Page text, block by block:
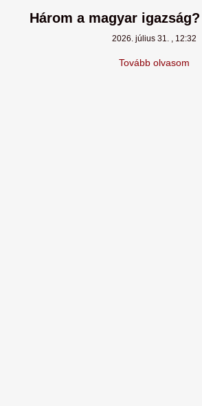
Három a magyar
2026. július 31. 12:32
Tovább olvasom